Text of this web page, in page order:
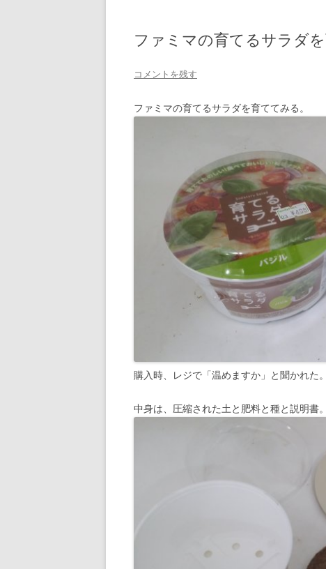
ファミマの育てるサラダ
コメントを残す
ファミマの育てるサラダを育ててみる。
購入時、レジで「温めますか」と聞かれた
中身は、圧縮された土と肥料と種と説明書。